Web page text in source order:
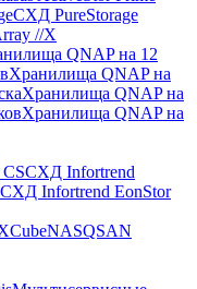
СХД PureStorage
//X
QNAP на 12
Хранилища QNAP на
Хранилища QNAP на
Хранилища QNAP на
СХД Infortrend
СХД Infortrend EonStor
QSAN